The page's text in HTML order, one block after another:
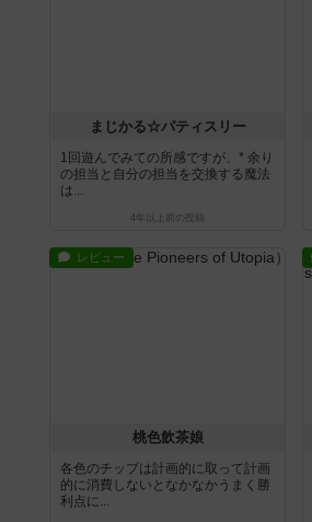
まじかる☆パティスリー
1回遊んでみての所感ですが、* 余り
の担当と自分の担当を交換する魔法
は...
4年以上前 の投稿
レビュー
桃色飲茶娘
各色のチップは計画的に取って計画
的に消費しないとなかなかうまく勝
利点に...